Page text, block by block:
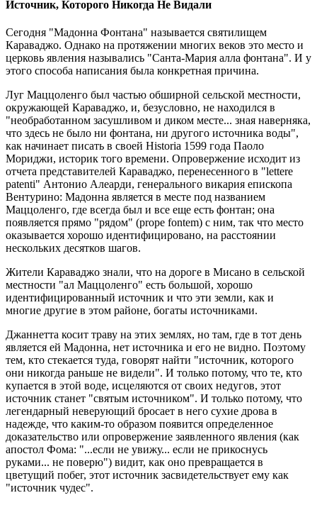
Источник, Которого Никогда Не Видали
Сегодня "Мадонна Фонтана" называется святилищем
Караваджо. Однако на протяжении многих веков это место и
церковь явления назывались "Санта-Мария алла фонтана". И у
этого способа написания была конкретная причина.
Луг Маццоленго был частью обширной сельской местности,
окружающей Караваджо, и, безусловно, не находился в
"необработанном засушливом и диком месте... зная наверняка,
что здесь не было ни фонтана, ни другого источника воды",
как начинает писать в своей Historia 1599 года Паоло
Мориджи, историк того времени. Опровержение исходит из
отчета представителей Караваджо, перенесенного в "lettere
patenti" Антонио Алеарди, генерального викария епископа
Вентурино: Мадонна является в месте под названием
Маццоленго, где всегда был и все еще есть фонтан; она
появляется прямо "рядом" (prope fontem) с ним, так что место
оказывается хорошо идентифицировано, на расстоянии
нескольких десятков шагов.
Жители Караваджо знали, что на дороге в Мисано в сельской
местности "ал Маццоленго" есть большой, хорошо
идентифицированный источник и что эти земли, как и
многие другие в этом районе, богаты источниками.
Джаннетта косит траву на этих землях, но там, где в тот день
является ей Мадонна, нет источника и его не видно. Поэтому
тем, кто стекается туда, говорят найти "источник, которого
они никогда раньше не видели". И только потому, что те, кто
купается в этой воде, исцеляются от своих недугов, этот
источник станет "святым источником". И только потому, что
легендарный неверующий бросает в него сухие дрова в
надежде, что каким-то образом появится определенное
доказательство или опровержение заявленного явления (как
апостол Фома: "...если не увижу... если не прикоснусь
руками... не поверю") видит, как оно превращается в
цветущий побег, этот источник засвидетельствует ему как
"источник чудес".